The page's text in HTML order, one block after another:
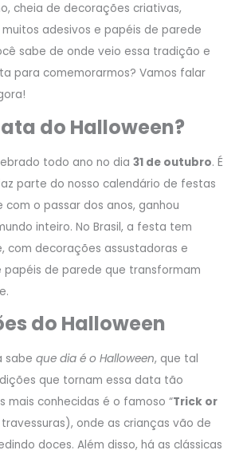
cheia de decorações criativas,
adesivos e papéis de parede
sabe de onde veio essa tradição e
para comemorarmos? Vamos falar
do Halloween?
todo ano no dia31 de outubro. É
parte do nosso calendário de festas
o passar dos anos, ganhou
inteiro. No Brasil, a festa tem
com decorações assustadoras e
papéis de parede que transformam
do Halloween
sabeque dia é o Halloween, que tal
que tornam essa data tão
mais conhecidas é o famoso “Trick or
onde as crianças vão de
doces. Além disso, há as clássicas